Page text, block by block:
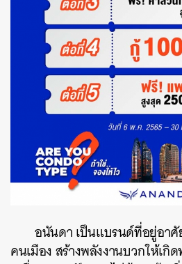
อนันดา เป็นแบรนด์ที่อยู่อาศั
คนเมือง สร้างพลังงานบวกให้เ